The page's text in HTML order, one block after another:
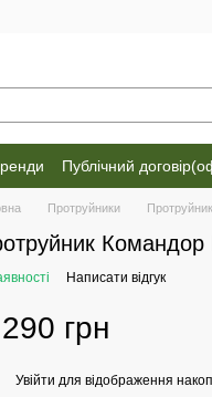
Публічний
Протруйники
Написати відгук
грн
Увійти для відображення